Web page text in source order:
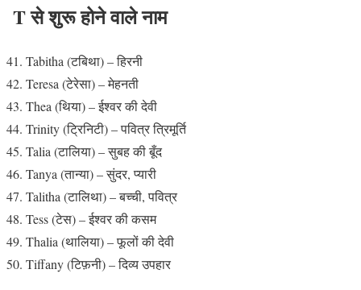
T से शुरू होने वाले नाम
Tabitha (टबिथा) – हिरनी
Teresa (टेरेसा) – मेहनती
Thea (थिया) – ईश्वर की देवी
Trinity (ट्रिनिटी) – पवित्र त्रिमूर्ति
Talia (टालिया) – सुबह की बूँद
Tanya (तान्या) – सुंदर, प्यारी
Talitha (टालिथा) – बच्ची, पवित्र
Tess (टेस) – ईश्वर की कसम
Thalia (थालिया) – फूलों की देवी
Tiffany (टिफ़नी) – दिव्य उपहार